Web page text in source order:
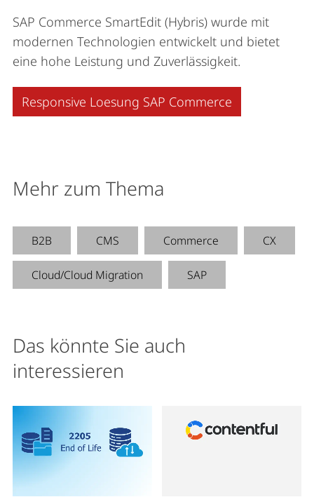
SAP Commerce SmartEdit (Hybris) wurde mit
modernen Technologien entwickelt und bietet
eine hohe Leistung und Zuverlässigkeit.
Responsive Loesung SAP Commerce
Mehr zum Thema
B2B CMS Commerce CX
Cloud/Cloud Migration SAP
Das könnte Sie auch
interessieren